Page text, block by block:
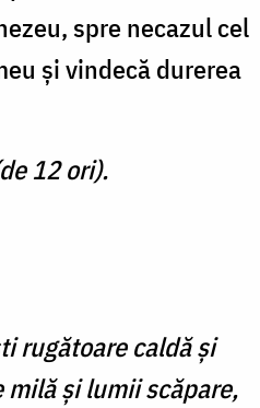
spre necazul cel
și vindecă durerea
12 ori).
rugătoare caldă și
și lumii scăpare,